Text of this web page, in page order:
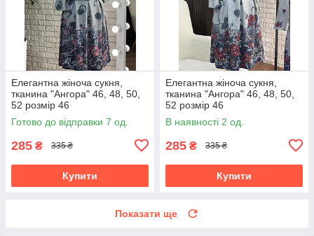
Елегантна жіноча сукня,
тканина "Ангора" 46, 48, 50,
52 розмір 46
Готово до відправки 7 од.
285 ₴ 335 ₴
Купити
Елегантна жіноча сукня,
тканина "Ангора" 46, 48, 50,
52 розмір 46
В наявності 2 од.
285 ₴ 335 ₴
Купити
Показати ще